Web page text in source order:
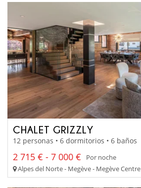
CHALET GRIZZLY
12 personas • 6 dormitorios • 6 baños
2 715 € - 7 000 €
Por noche
Alpes del Norte - Megève - Megève Centre